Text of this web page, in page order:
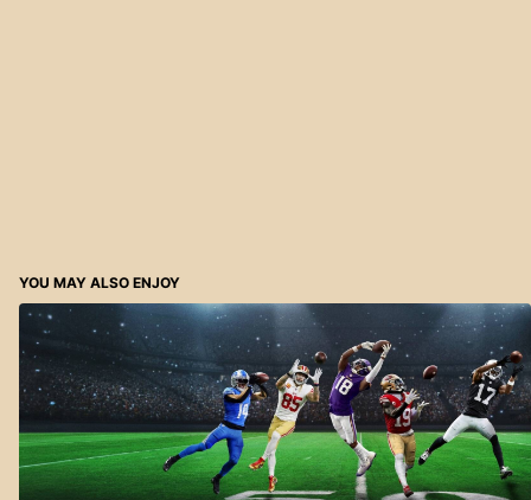
YOU MAY ALSO ENJOY